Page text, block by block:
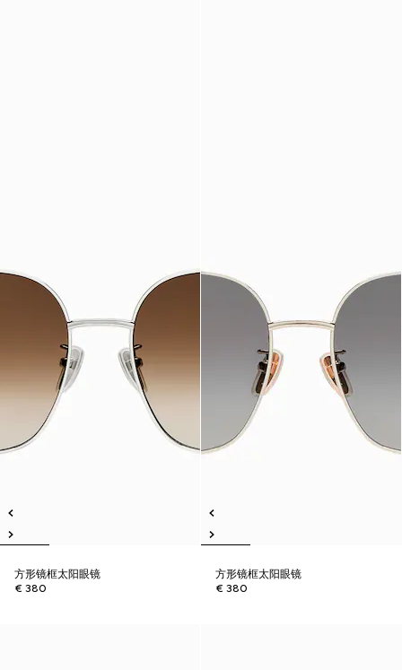
方形镜框太阳眼镜
€ 380
方形镜框太阳眼镜
€ 380